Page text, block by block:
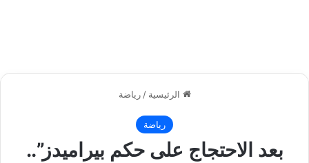
الرئيسية / رياضة
رياضة
بعد الاحتجاج على حكم بيراميدز”..